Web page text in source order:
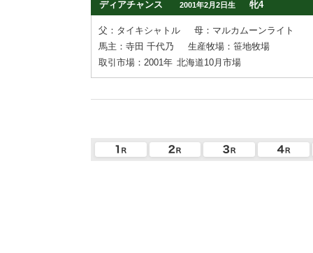
ディアチャンス
2001年2月2日生 牝4
父：タイキシャトル
母：マルカムーンライト
馬主：寺田 千代乃
生産牧場：笹地牧場
取引市場：2001年 北海道10月市場